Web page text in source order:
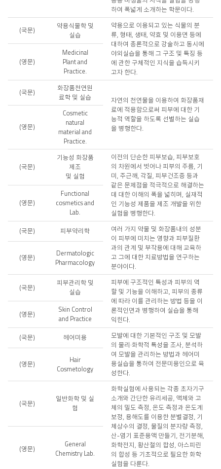
하여 폭넓게 소개하는 학문이다.
(국문)
약용식물학 및
실습
약용으로 이용되고 있는 식물의 분
류, 형태, 생태, 약효 및 이용면 등에
대하여 총론적으로 강술하고 동시에
야외실습을 통해 그 구조 및 특징 등
에 관한 구체적인 지식을 습득시키
고자 한다.
(영문)
Medicinal
Plant and
Practice.
(국문)
화장품천연원
료학 및 실습
자연의 천연물을 이용하여 화장품재
료에 적용함으로써 피부에 대한 기
능적 역할을 하도록 선별하는 실습
을 병행한다.
(영문)
Cosmetic
natural
material and
Practice.
(국문)
기능성 화장품
제조
및 실험
이전의 단순한 피부보습, 피부보호
의 차원에서 벗어나 피부의 주름, 기
미, 주근깨, 각질, 피부건조증 등과
같은 문제점을 적극적으로 해결하는
데 대한 이해의 폭을 넓히며, 실재적
인 기능성 제품을 제조 개발을 위한
실험을 병행한다.
(영문)
Functional
cosmetics and
Lab.
(국문)
피부약리학
여러 가지 약물 및 화장품내의 성분
이 피부에 미치는 영향과 피부질환
과의 관계 및 부작용에 대해 교육하
고 그에 대한 치료방법을 연구하는
분야이다.
(영문)
Dermatologic
Pharmacology
(국문)
피부관리학 및
실습
피부에 구조적인 특성과 피부의 역
할 및 기능을 이해하고, 피부의 종류
에 따라 이를 관리하는 방법 등을 이
론적인면과 병행하여 실습을 통해
익힌다.
(영문)
Skin Control
and Practice
(국문)
헤어미용
모발에 대한 기본적인 구조 및 모발
의 물리·화학적 특성을 조사, 분석하
여 모발을 관리하는 방법과 헤어미
용실습을 통하여 전문미용인으로 육
성한다.
(영문)
Hair
Cosmetology
(국문)
일반화학 및 실
험
화학실험에 사용되는 각종 초자기구
소개와 간단한 유리세공, 액체와 고
체의 밀도 측정, 온도 측정과 온도계
보정, 용해도를 이용한 분별결정, 기
체상수의 결정, 물질의 분자량 측정,
산-염기 표준용액 만들기, 전기분해,
화학전지, 황산철의 합성, 아스피린
의 합성 등 기초적으로 필요한 화학
실험을 다룬다.
(영문)
General
Chemistry Lab.